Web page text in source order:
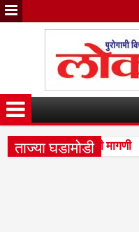
ताज्या घडामोडी
एसटी बस सोडण्याची मागणी